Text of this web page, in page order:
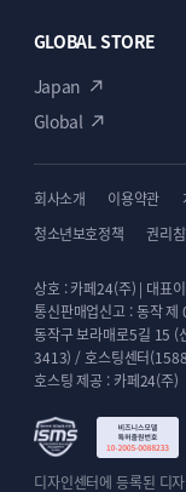
GLOBAL STORE
Japan
Global
회사소개 이용약관
청소년보호정책
권리
상호 : 카페24(주) | 대표
통신판매업신고 : 동작
동작구 보라매로5길 15 (
3413) / 호스팅센터
호스팅 제공 : 카페24(주)
디자인센터에 등록된 디